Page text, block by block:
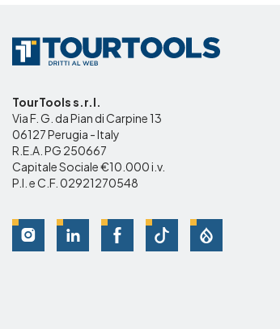
TourTools s.r.l.
Via F. G. da Pian di Carpine 13
06127 Perugia - Italy
R.E.A. PG 250667
Capitale Sociale €10.000 i.v.
P.I. e C.F. 02921270548
Social